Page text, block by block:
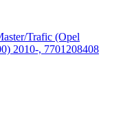
Trafic (Opel
2010-, 7701208408